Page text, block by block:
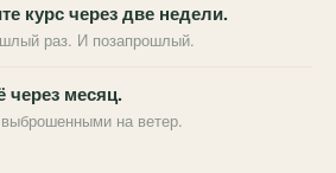
курс через две недели.
раз. И позапрошлый.
через месяц.
на ветер.